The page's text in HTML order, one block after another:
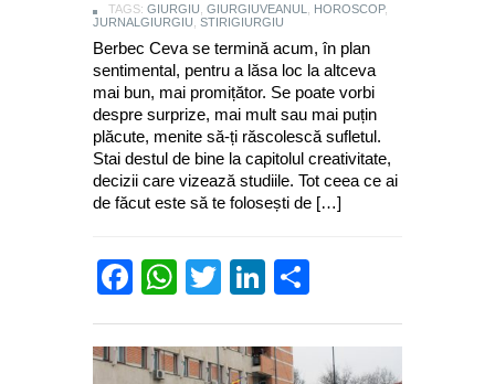
TAGS: GIURGIU GIURGIUVEANUL HOROSCOP,
JURNALGIURGIU STIRIGIURGIU
Berbec Ceva se termină acum, în plan
sentimental, pentru a lăsa loc la altceva
mai bun, mai promițător. Se poate vorbi
despre surprize, mai mult sau mai puțin
plăcute, menite să-ți răscolescă sufletul.
Stai destul de bine la capitolul creativitate,
decizii care vizează studiile. Tot ceea ce ai
de făcut este să te folosești de […]
Facebook
WhatsApp
TwitterLinkedIn